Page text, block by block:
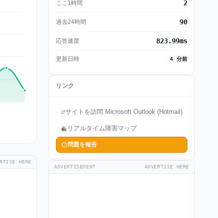
HERE
ここ1時間 2
過去24時間 90
応答速度 823.99ms
更新日時 4 分前
リンク
サイトを訪問 Microsoft Outlook (Hotmail)
リアルタイム障害マップ
問題を報告
ADVERTISEMENT ADVERTISE HERE